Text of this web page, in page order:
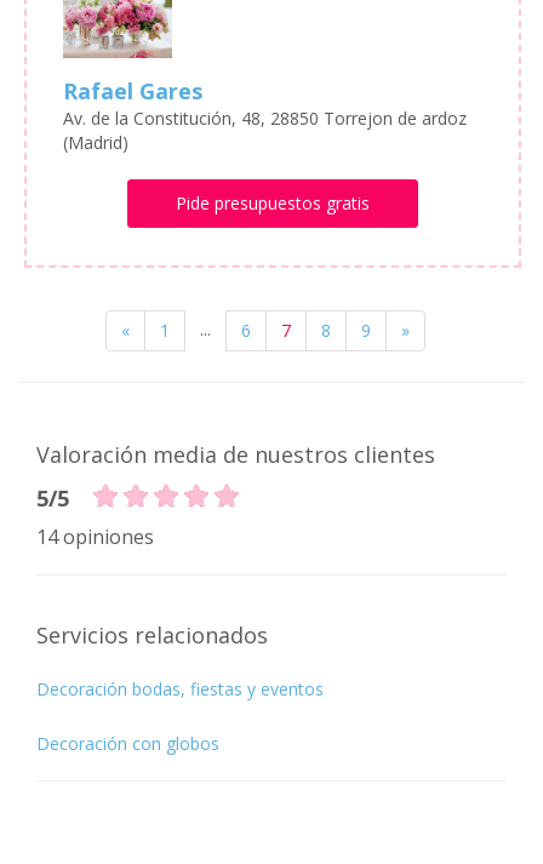
Rafael Gares
Av. de la Constitución, 48, 28850 Torrejon de ardoz
(Madrid)
Pide presupuestos gratis
« 1 ... 6 7 8 9 »
Valoración media de nuestros clientes
5/5
14 opiniones
Servicios relacionados
Decoración bodas, fiestas y eventos
Decoración con globos